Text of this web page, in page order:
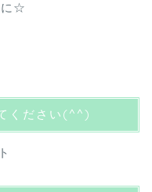
に☆
ください(^^)